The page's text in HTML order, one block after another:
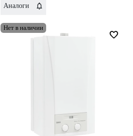
Аналоги
Нет в наличии